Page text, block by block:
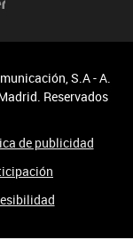
S.A - A.
Reservados
de publicidad